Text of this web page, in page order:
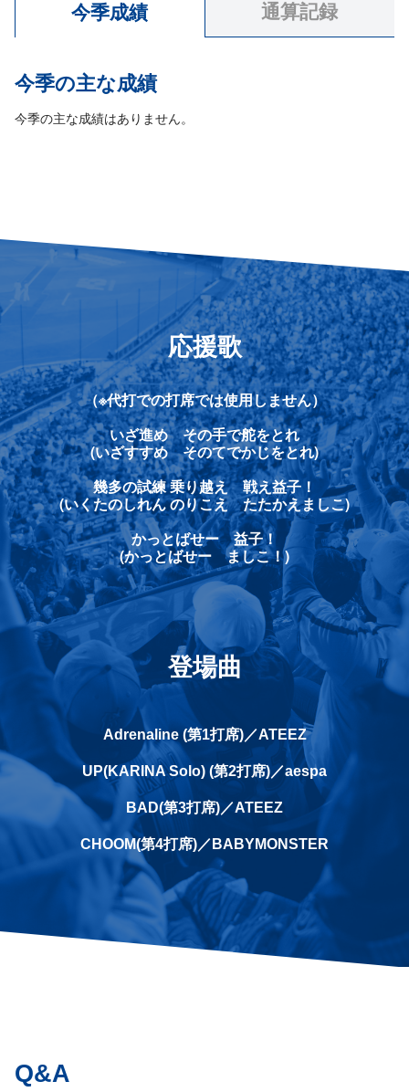
今季成績 通算記録
今季の主な成績
今季の主な成績はありません。
応援歌
（※代打での打席では使用しません）
いざ進め その手で舵をとれ
(いざすすめ そのてでかじをとれ)
幾多の試練 乗り越え 戦え益子！
(いくたのしれん のりこえ たたかえましこ)
かっとばせー 益子！
(かっとばせー ましこ！)
登場曲
Adrenaline (第1打席)／ATEEZ
UP(KARINA Solo) (第2打席)／aespa
BAD(第3打席)／ATEEZ
CHOOM(第4打席)／BABYMONSTER
Q&A